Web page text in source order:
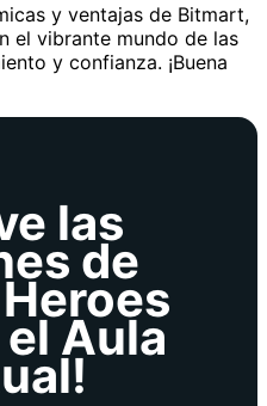
y ventajas de Bitmart,
el vibrante mundo de las
y confianza. ¡Buena
las
de
Aula